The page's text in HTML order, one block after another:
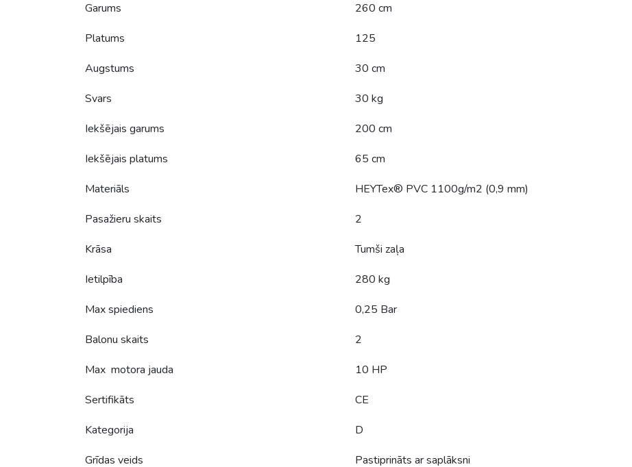
Garums
260 cm
Platums
125
Augstums
30 cm
Svars
30 kg
Iekšējais garums
200 cm
Iekšējais platums
65 cm
Materiāls
HEYTex® PVC 1100g/m2 (0,9 mm)
Pasažieru skaits
2
Krāsa
Tumši zaļa
Ietilpība
280 kg
Max spiediens
0,25 Bar
Balonu skaits
2
Max motora jauda
10 HP
Sertifikāts
CE
Kategorija
D
Grīdas veids
Pastiprināts ar saplāksni